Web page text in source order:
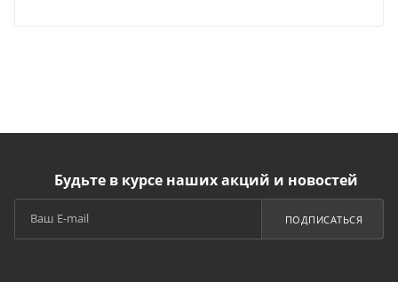
Будьте в курсе наших акций и новостей
ПОДПИСАТЬСЯ